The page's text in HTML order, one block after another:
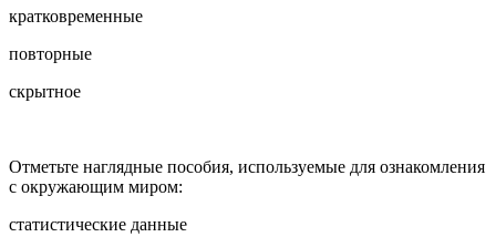
кратковременные
повторные
скрытное
Отметьте наглядные пособия, используемые для ознакомления
с окружающим миром:
статистические данные